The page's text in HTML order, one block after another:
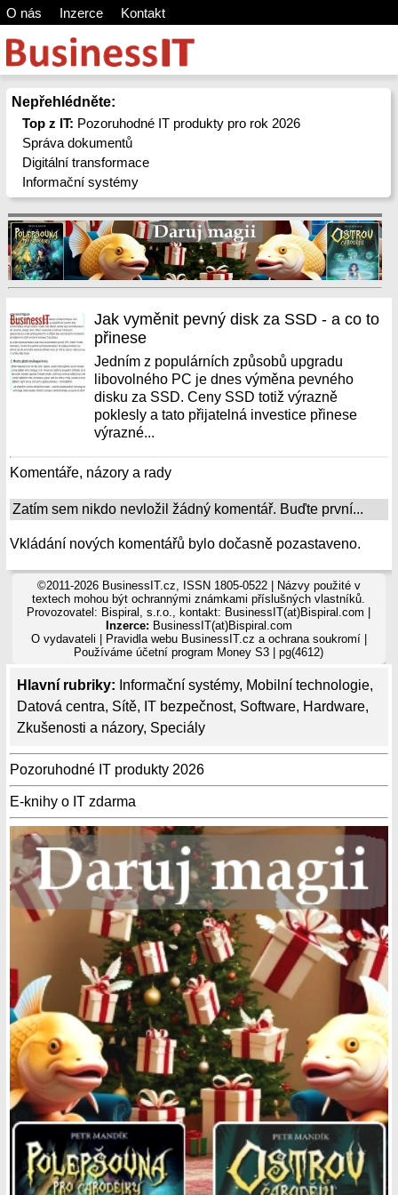
O nás Inzerce Kontakt
Nepřehlédněte:
Top z IT: Pozoruhodné IT produkty pro rok 2026
Správa dokumentů
Digitální transformace
Informační systémy
Hlavní rubriky: Informační systémy, Mobilní technologie,
Datová centra, Sítě, IT bezpečnost, Software, Hardware,
Zkušenosti a názory, Speciály
Pozoruhodné IT produkty 2026
E-knihy o IT zdarma
Jak vyměnit pevný disk za SSD - a co to
přinese
Jedním z populárních způsobů upgradu
libovolného PC je dnes výměna pevného
disku za SSD. Ceny SSD totiž výrazně
poklesly a tato přijatelná investice přinese
výrazné...
Komentáře, názory a rady
Zatím sem nikdo nevložil žádný komentář. Buďte první...
Vkládání nových komentářů bylo dočasně pozastaveno.
©2011-2026 BusinessIT.cz, ISSN 1805-0522 | Názvy použité v
textech mohou být ochrannými známkami příslušných vlastníků.
Provozovatel: Bispiral, s.r.o., kontakt: BusinessIT(at)Bispiral.com |
Inzerce: BusinessIT(at)Bispiral.com
O vydavateli
Pravidla webu BusinessIT.cz a ochrana soukromí|
Používámeúčetní program Money S3 | pg(4612)